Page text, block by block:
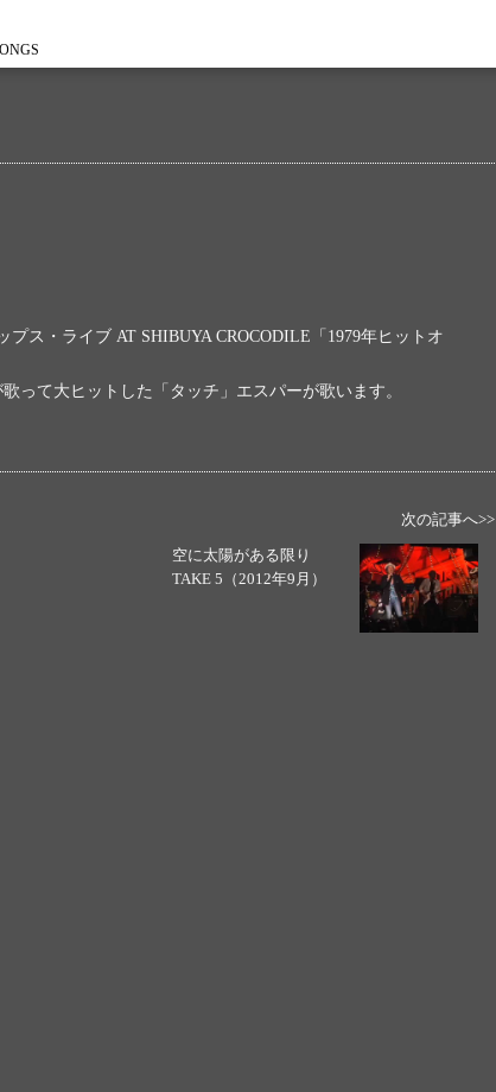
ス・ライブ AT SHIBUYA CROCODILE「1979年ヒットオ
って大ヒットした「タッチ」エスパーが歌います。
次の記事へ>>
空に太陽がある限り
TAKE 5（2012年9月）